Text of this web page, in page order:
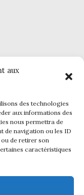
aux
des technologies
aux informations des
nous permettra de
de navigation ou les ID
de retirer son
caractéristiques
-CGV -CGU -
dans le cadre du
Réunion avec le fonds